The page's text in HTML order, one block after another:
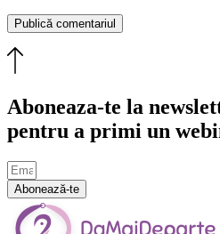
Aboneaza-te la
pentru a primi un
Abonează-te